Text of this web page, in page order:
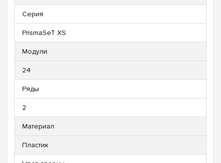
Серия
PrismaSeT XS
Модули
24
Ряды
2
Материал
Пластик